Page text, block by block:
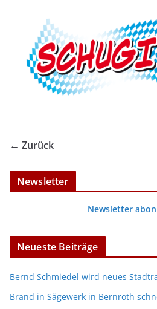
← Zurück
Newsletter
Newsletter
Neueste Beiträge
Bernd Schmiedel wird neues
Brand in Sägewerk in Bernroth